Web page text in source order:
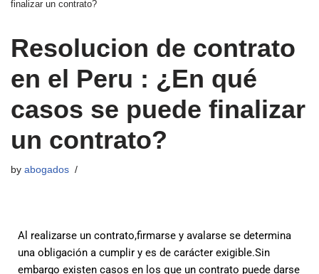
finalizar un contrato?
Resolucion de contrato
en el Peru : ¿En qué
casos se puede finalizar
un contrato?
by abogados
Al realizarse un contrato,firmarse y avalarse se determina
una obligación a cumplir y es de carácter exigible.Sin
embargo existen casos en los que un contrato puede darse